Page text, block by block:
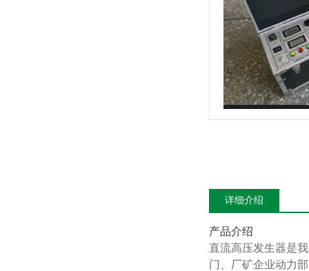
详细介绍
产品介绍
直流高压发生器是
门、厂矿企业动力